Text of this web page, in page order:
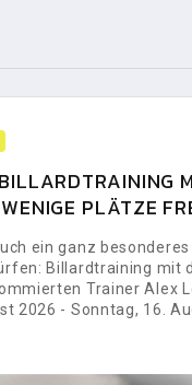
PLÄTZE
ein ganz
Billardtraining mit
Trainer Alex
2026 - Sonntag, 16.